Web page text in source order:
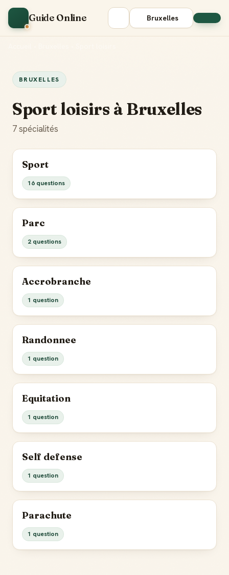
Guide Online Bruxelles
BRUXELLES
Sport loisirs à Bruxelles
7 spécialités
Sport
16 questions
Parc
2 questions
Accrobranche
1 question
Randonnee
1 question
Equitation
1 question
Self defense
1 question
Parachute
1 question